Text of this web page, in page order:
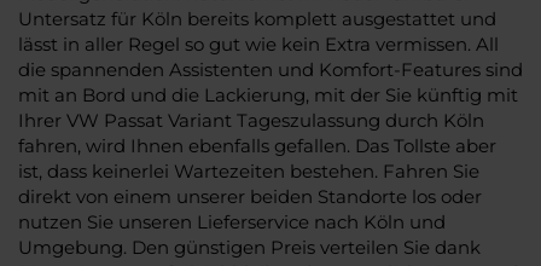
Untersatz für Köln bereits komplett ausgestattet und
lässt in aller Regel so gut wie kein Extra vermissen. All
die spannenden Assistenten und Komfort-Features sind
mit an Bord und die Lackierung, mit der Sie künftig mit
Ihrer VW Passat Variant Tageszulassung durch Köln
fahren, wird Ihnen ebenfalls gefallen. Das Tollste aber
ist, dass keinerlei Wartezeiten bestehen. Fahren Sie
direkt von einem unserer beiden Standorte los oder
nutzen Sie unseren Lieferservice nach Köln und
Umgebung. Den günstigen Preis verteilen Sie dank